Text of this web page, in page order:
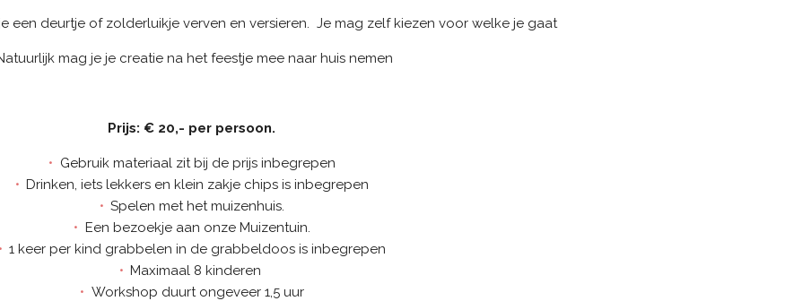
een deurtje of zolderluikje verven en versieren. Je mag zelf kiezen voor welke je gaat
mag je je creatie na het feestje mee naar huis nemen
Prijs: € 20,- per persoon.
Gebruik materiaal zit bij de prijs inbegrepen
Drinken, iets lekkers en klein zakje chips is inbegrepen
Spelen met het muizenhuis.
Een bezoekje aan onze Muizentuin.
1 keer per kind grabbelen in de grabbeldoos is inbegrepen
Maximaal 8 kinderen
Workshop duurt ongeveer 1,5 uur